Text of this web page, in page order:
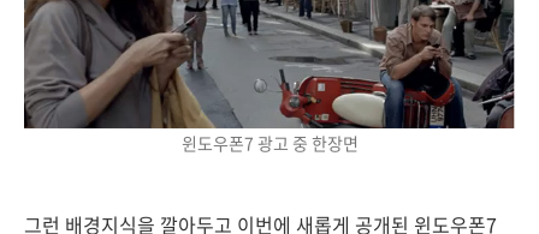
윈도우폰7 광고 중 한장면
그런 배경지식을 깔아두고 이번에 새롭게 공개된 윈도우폰7